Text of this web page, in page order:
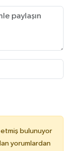
bulunuyor
yorumlardan